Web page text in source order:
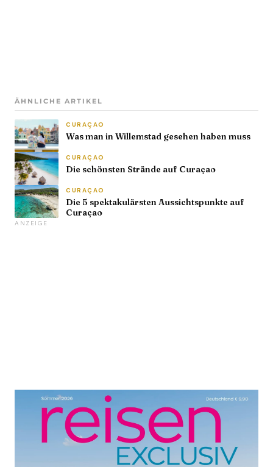
ÄHNLICHE ARTIKEL
CURAÇAO
Was man in Willemstad gesehen haben muss
CURAÇAO
Die schönsten Strände auf Curaçao
CURAÇAO
Die 5 spektakulärsten Aussichtspunkte auf
Curaçao
ANZEIGE